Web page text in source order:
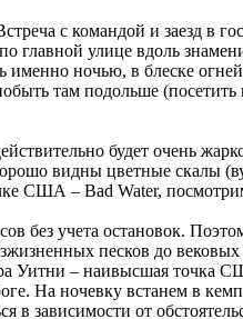
с командой и заезд в
главной улице вдоль
именно ночью, в блеске
там подольше
будет очень
видны цветные скалы
США – Bad Water,
без учета остановок.
песков до
Уитни – наивысшая точка
На ночевку встанем в
в зависимости от